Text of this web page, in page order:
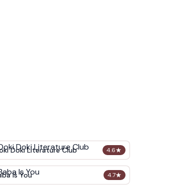
4.6★
Doki Literature Club
4.7★
Is You